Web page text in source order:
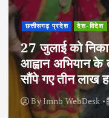
छत्तीसगढ़ प्रदेश देश-विदेश
27 जुलाई को
आह्वान अभियान के
सौंपे गए तीन लाख
ByImnb WebDesk